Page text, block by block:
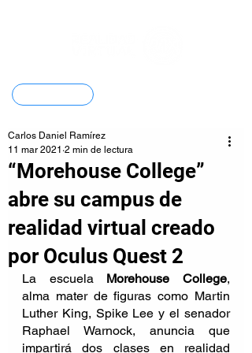
“Morehouse College”
abre su campus de
realidad virtual creado
por Oculus Quest 2
Carlos Daniel Ramírez
11 mar 2021 2 min de lectura
La escuela Morehouse College,
alma mater de figuras como Martin
Luther King, Spike Lee y el senador
Raphael Warnock, anuncia que
impartirá dos clases en realidad